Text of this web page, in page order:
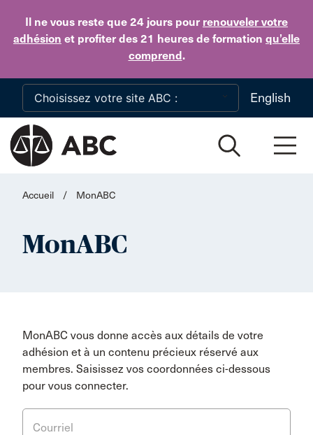
Il ne vous reste que 24 jours pour renouveler votre
adhésion et profiter des 21 heures de formation qu’elle
comprend.
Skip to main content
English
Accueil / MonABC
MonABC
MonABC vous donne accès aux détails de votre
adhésion et à un contenu précieux réservé aux
membres. Saisissez vos coordonnées ci-dessous
pour vous connecter.
Courriel